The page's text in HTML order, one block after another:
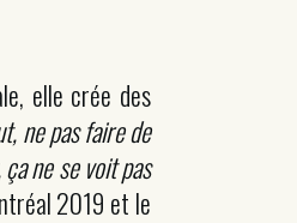
elle crée des
ne pas faire de
ça ne se voit pas
2019 et le